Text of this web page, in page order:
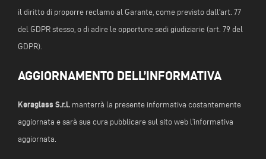
il diritto di proporre reclamo al Garante, come previsto dall'art. 77
del GDPR stesso, o di adire le opportune sedi giudiziarie (art. 79 del
GDPR).
AGGIORNAMENTO DELL’INFORMATIVA
Keraglass S.r.l. manterrà la presente informativa costantemente
aggiornata e sarà sua cura pubblicare sul sito web l’informativa
aggiornata.